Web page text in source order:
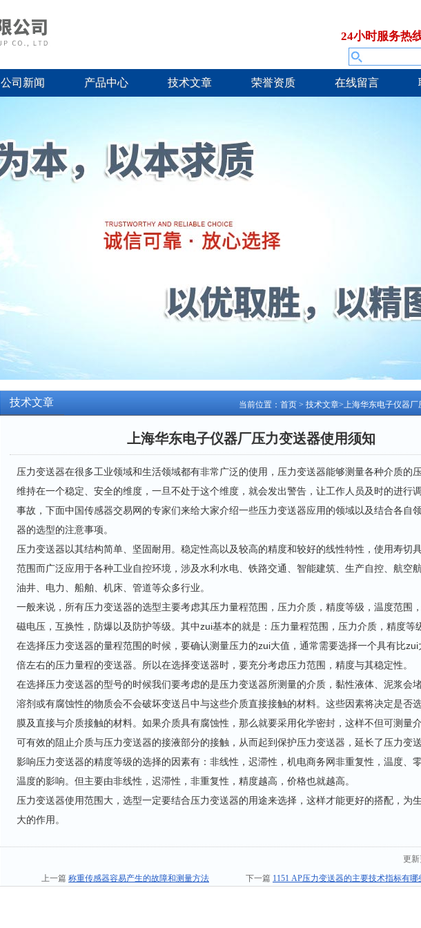
24小时服务热
公司新闻 产品中心 技术文章 荣誉资质 在线留言
当前位置： 首页 > 技术文章>上海华东电子仪器厂
技术文章
上海华东电子仪器厂压力变送器使用须知
压力变送器在很多工业领域和生活领域都有非常广泛的使用，压力变送器能够测量各种介质的
维持在一个稳定、安全的维度，一旦不处于这个维度，就会发出警告，让工作人员及时的进行
事故，下面中国传感器交易网的专家们来给大家介绍一些压力变送器应用的领域以及结合各自
器的选型的注意事项。
压力变送器以其结构简单、坚固耐用。稳定性高以及较高的精度和较好的线性特性，使用寿切
范围而广泛应用于各种工业自控环境，涉及水利水电、铁路交通、智能建筑、生产自控、航空航
油井、电力、船舶、机床、管道等众多行业。
一般来说，所有压力变送器的选型主要考虑其压力量程范围，压力介质，精度等级，温度范围
磁电压，互换性，防爆以及防护等级。其中zui基本的就是：压力量程范围，压力介质，精度等
在选择压力变送器的量程范围的时候，要确认测量压力的zui大值，通常需要选择一个具有比
倍左右的压力量程的变送器。所以在选择变送器时，要充分考虑压力范围，精度与其稳定性。
在选择压力变送器的型号的时候我们要考虑的是压力变送器所测量的介质，黏性液体、泥浆会
溶剂或有腐蚀性的物质会不会破坏变送吕中与这些介质直接接触的材料。这些因素将决定是否
膜及直接与介质接触的材料。如果介质具有腐蚀性，那么就要采用化学密封，这样不但可测量
可有效的阻止介质与压力变送器的接液部分的接触，从而起到保护压力变送器，延长了压力变送
影响压力变送器的精度等级的选择的因素有：非线性，迟滞性，机电商务网非重复性，温度、
温度的影响。但主要由非线性，迟滞性，非重复性，精度越高，价格也就越高。
压力变送器使用范围大，选型一定要结合压力变送器的用途来选择，这样才能更好的搭配，为
大的作用。
更新
上一篇 称重传感器容易产生的故障和测量方法 下一篇 1151 AP压力变送器的主要技术指标有哪